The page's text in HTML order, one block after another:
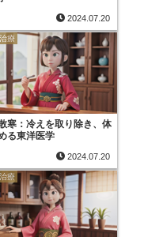
2024.07.20
療
寒：冷えを取り除き、体
る東洋医学
2024.07.20
療